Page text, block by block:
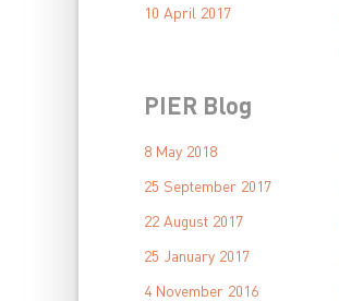
10 April 2017
PIER Blog
8 May 2018
25 September 2017
22 August 2017
25 January 2017
4 November 2016